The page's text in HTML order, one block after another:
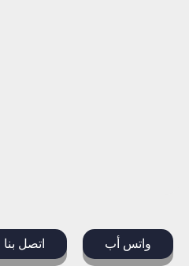
واتس أب اتصل بنا